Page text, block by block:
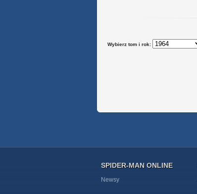
Wybierz tom i rok:
SPIDER-MAN ONLINE
Newsy